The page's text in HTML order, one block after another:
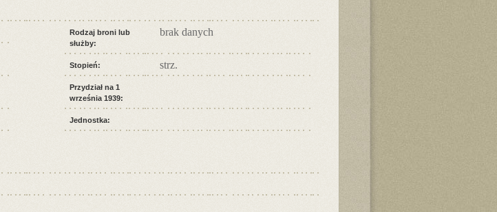
Rodzaj broni lub
służby:
brak danych
Stopień: strz.
Przydział na 1
września 1939:
Jednostka: